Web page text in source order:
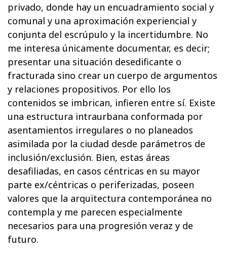
privado, donde hay un encuadramiento social y
comunal y una aproximación experiencial y
conjunta del escrúpulo y la incertidumbre. No
me interesa únicamente documentar, es decir;
presentar una situación desedificante o
fracturada sino crear un cuerpo de argumentos
y relaciones propositivos. Por ello los
contenidos se imbrican, infieren entre sí. Existe
una estructura intraurbana conformada por
asentamientos irregulares o no planeados
asimilada por la ciudad desde parámetros de
inclusión/exclusión. Bien, estas áreas
desafiliadas, en casos céntricas en su mayor
parte ex/céntricas o periferizadas, poseen
valores que la arquitectura contemporánea no
contempla y me parecen especialmente
necesarios para una progresión veraz y de
futuro.